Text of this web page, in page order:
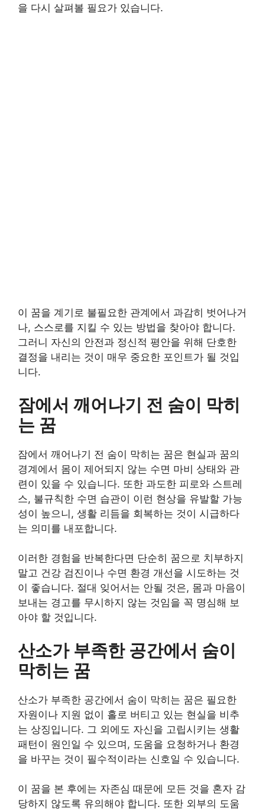
을 다시 살펴볼 필요가 있습니다.
이 꿈을 계기로 불필요한 관계에서 과감히 벗어나거
나, 스스로를 지킬 수 있는 방법을 찾아야 합니다.
그러니 자신의 안전과 정신적 평안을 위해 단호한
결정을 내리는 것이 매우 중요한 포인트가 될 것입
니다.
잠에서 깨어나기 전 숨이 막히
는 꿈
잠에서 깨어나기 전 숨이 막히는 꿈은 현실과 꿈의
경계에서 몸이 제어되지 않는 수면 마비 상태와 관
련이 있을 수 있습니다. 또한 과도한 피로와 스트레
스, 불규칙한 수면 습관이 이런 현상을 유발할 가능
성이 높으니, 생활 리듬을 회복하는 것이 시급하다
는 의미를 내포합니다.
이러한 경험을 반복한다면 단순히 꿈으로 치부하지
말고 건강 검진이나 수면 환경 개선을 시도하는 것
이 좋습니다. 절대 잊어서는 안될 것은, 몸과 마음이
보내는 경고를 무시하지 않는 것임을 꼭 명심해 보
아야 할 것입니다.
산소가 부족한 공간에서 숨이
막히는 꿈
산소가 부족한 공간에서 숨이 막히는 꿈은 필요한
자원이나 지원 없이 홀로 버티고 있는 현실을 비추
는 상징입니다. 그 외에도 자신을 고립시키는 생활
패턴이 원인일 수 있으며, 도움을 요청하거나 환경
을 바꾸는 것이 필수적이라는 신호일 수 있습니다.
이 꿈을 본 후에는 자존심 때문에 모든 것을 혼자 감
당하지 않도록 유의해야 합니다. 또한 외부의 도움